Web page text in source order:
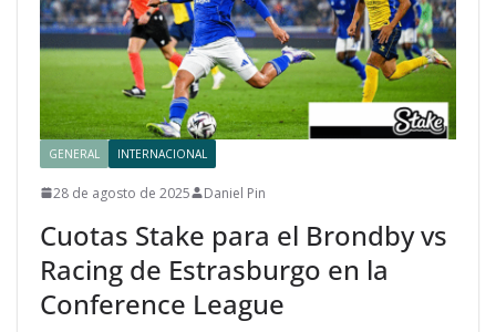
GENERAL INTERNACIONAL
28 de agosto de 2025 Daniel Pin
Cuotas Stake para el Brondby vs
Racing de Estrasburgo en la
Conference League